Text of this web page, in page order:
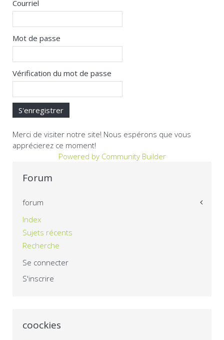
Courriel
Mot de passe
Vérification du mot de passe
Merci de visiter notre site! Nous espérons que vous
apprécierez ce moment!
Powered by Community Builder
Forum
forum
Index
Sujets récents
Recherche
Se connecter
S'inscrire
coockies